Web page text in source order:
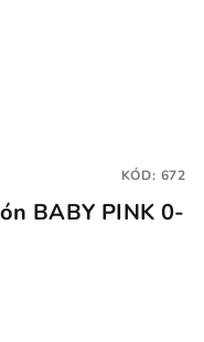
BABY PINK 0-
KÓD: 672